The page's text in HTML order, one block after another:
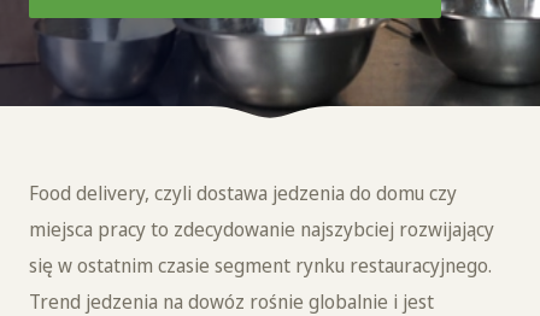
Food delivery, czyli dostawa jedzenia do domu czy
miejsca pracy to zdecydowanie najszybciej rozwijający
się w ostatnim czasie segment rynku restauracyjnego.
Trend jedzenia na dowóz rośnie globalnie i jest